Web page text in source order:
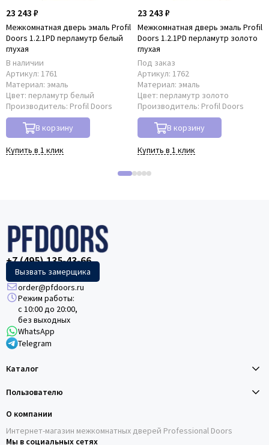
23 243 ₽
Межкомнатная дверь эмаль Profil
Doors 1.2.1PD перламутр белый
глухая
В наличии
Артикул: 1761
Материал: эмаль
Цвет: перламутр белый
Производитель: Profil Doors
В корзину
Купить в 1 клик
23 243 ₽
Межкомнатная дверь эмаль Profil
Doors 1.2.1PD перламутр золото
глухая
Под заказ
Артикул: 1762
Материал: эмаль
Цвет: перламутр золото
Производитель: Profil Doors
В корзину
Купить в 1 клик
+7 (495) 135-43-66
Вызвать замерщика
order@pfdoors.ru
Режим работы:
с 10:00 до 20:00,
без выходных
WhatsApp
Telegram
Каталог
Пользователю
О компании
Интернет-магазин межкомнатных дверей Professional Doors
Мы в социальных сетях